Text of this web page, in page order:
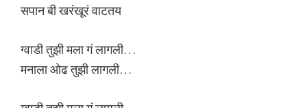
सपान बी खरंखूरं वाटतय
ग्वाडी तुझी मला गं लागली…
मनाला ओढ तुझी लागली…